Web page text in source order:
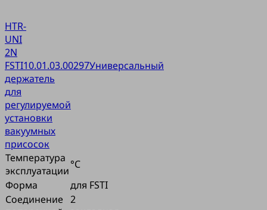
HTR-
UNI
2N
FSTI10.01.03.00297Универсальный
держатель
для
регулируемой
установки
вакуумных
присосок
Температура
эксплуатации°C
Форма
для FSTI
Соединение 2